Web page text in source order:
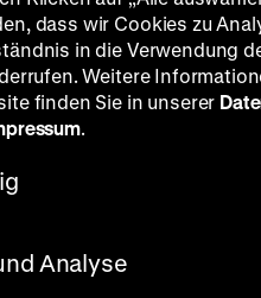
Molo, Willi Forst, Gustaf
dass wir Cookies zu
in die Verwendung
Weitere
finden Sie in unserer
.
Analyse